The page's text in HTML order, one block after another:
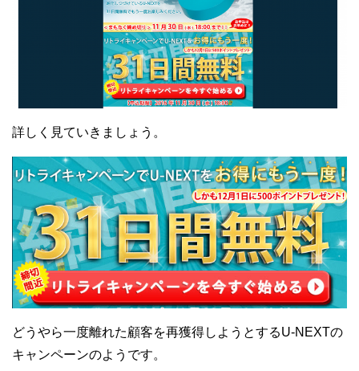
詳しく見ていきましょう。
どうやら一度離れた顧客を再獲得しようとするU-NEXTの
キャンペーンのようです。